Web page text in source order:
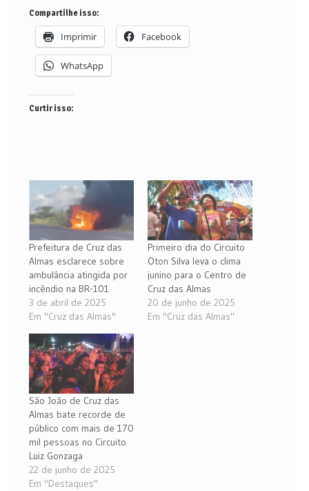
Compartilhe isso:
Imprimir Facebook
WhatsApp
Curtir isso:
Prefeitura de Cruz das
Almas esclarece sobre
ambulância atingida por
incêndio na BR-101
3 de abril de 2025
Em "Cruz das Almas"
Primeiro dia do Circuito
Oton Silva leva o clima
junino para o Centro de
Cruz das Almas
20 de junho de 2025
Em "Cruz das Almas"
São João de Cruz das
Almas bate recorde de
público com mais de 170
mil pessoas no Circuito
Luiz Gonzaga
22 de junho de 2025
Em "Destaques"